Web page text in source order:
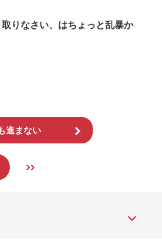
りなさい、はちょっと乱暴か
進まない